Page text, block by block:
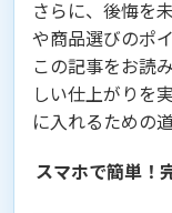
さらに、後悔を
や商品選びのポ
この記事をお読
しい仕上がりを
に入れるための
スマホで簡単！